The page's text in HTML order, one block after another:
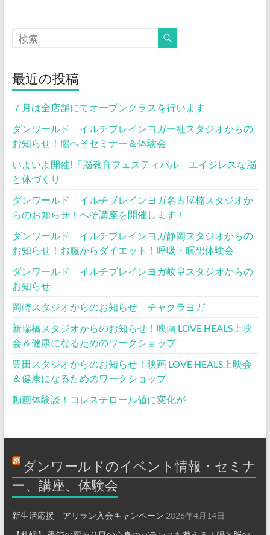
最近の投稿
７月は全店舗にてオープンクラスを行います
ダンワールド イルチブレインヨガ一社スタジオからの
お知らせ！腸へそセミナー＆体験会
いよいよ開催!「脳教育フェスティバル」エイジレスな脳
と体づくり
ダンワールド イルチブレインヨガ名古屋楠スタジオか
らのお知らせ！へそ講座を開催します！
ダンワールド イルチブレインヨガ静岡スタジオからの
お知らせ！お腹からダイエット！呼吸・瞑想体験会
ダンワールド イルチブレインヨガ岐阜スタジオからの
お知らせ
岡崎スタジオからのお知らせ チャクラヨガ
新瑞橋スタジオからのお知らせ！映画 LOVE HEALS上映
会＆健康になるためのワークショップ
豊田スタジオからのお知らせ！映画 LOVE HEALS上映会
＆健康になるためのワークショップ
動画体験談！コレステロール値に変化が
ダンワールドのイベント情報・セミナ
ー、講座、体験会
新生活応援 アリラン入会キャンペーン 2026年4月14日